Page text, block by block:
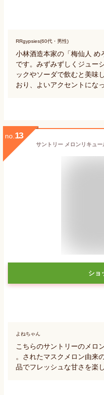
RRgypsies(60代・男性)
小林酒造本家の「梅仙人 め
です。みずみずしくジュー
ックやソーダで飲むと美味
おり、よいアクセントにな
no. 13
ショ
よねちゃん
こちらのサントリーのメロ
。されたマスクメロン由来
品でフレッシュな甘さを楽